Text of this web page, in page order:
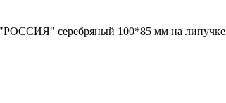
серебряный 100*85 мм на липучке